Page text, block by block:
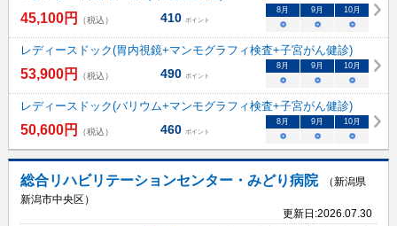
45,100円 （税込） 410 ポイント
8月 9月 10月
○ ○ ○
レディースドック(胃内視鏡+マンモグラフィ検査+子宮がん健診)
53,900円 （税込） 490 ポイント
8月 9月 10月
○ ○ ○
レディースドック(バリウム+マンモグラフィ検査+子宮がん健診)
50,600円 （税込） 460 ポイント
8月 9月 10月
○ ○ ○
総合リハビリテーションセンター・みどり病院
（新潟県
新潟市中央区）
更新日:2026.07.30